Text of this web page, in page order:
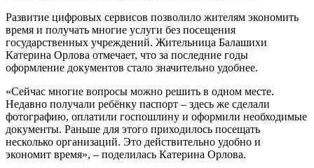
Развитие цифровых сервисов позволило жителям экономить
время и получать многие услуги без посещения
государственных учреждений. Жительница Балашихи
Катерина Орлова отмечает, что за последние годы
оформление документов стало значительно удобнее.
«Сейчас многие вопросы можно решить в одном месте.
Недавно получали ребёнку паспорт – здесь же сделали
фотографию, оплатили госпошлину и оформили необходимые
документы. Раньше для этого приходилось посещать
несколько организаций. Это действительно удобно и
экономит время», – поделилась Катерина Орлова.